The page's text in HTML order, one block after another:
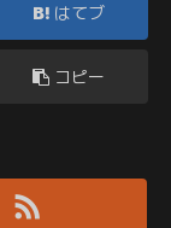
はてブ
コピー